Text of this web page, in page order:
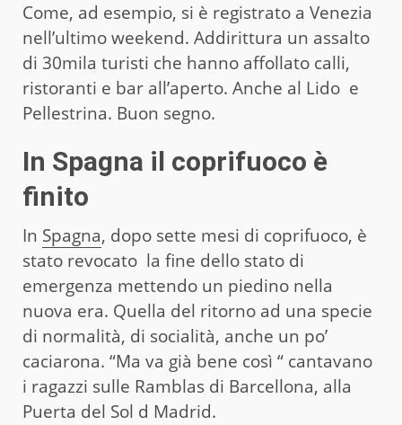
Come, ad esempio, si è registrato a Venezia
nell’ultimo weekend. Addirittura un assalto
di 30mila turisti che hanno affollato calli,
ristoranti e bar all’aperto. Anche al Lido e
Pellestrina. Buon segno.
In Spagna il coprifuoco è
finito
In Spagna, dopo sette mesi di coprifuoco, è
stato revocato la fine dello stato di
emergenza mettendo un piedino nella
nuova era. Quella del ritorno ad una specie
di normalità, di socialità, anche un po’
caciarona. “Ma va già bene così “ cantavano
i ragazzi sulle Ramblas di Barcellona, alla
Puerta del Sol d Madrid.